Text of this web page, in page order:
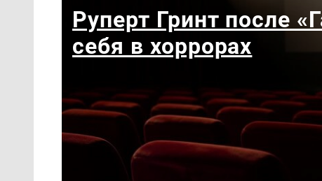
Руперт Гринт после
себя в хоррорах